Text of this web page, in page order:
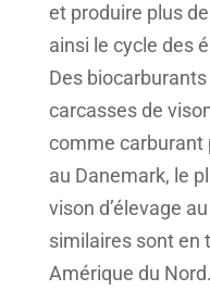
et produire plus
ainsi le cycle des
Des
carcasses de
comme carburant
au Danemark, le
vison d’élevage
similaires sont en
Amérique du Nord.